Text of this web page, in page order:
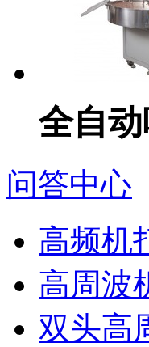
全自
问答中心
高频机
高周波
双头高